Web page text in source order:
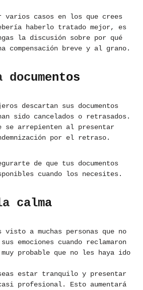
varios casos en los que crees
haberlo tratado mejor, es
la discusión sobre por qué
compensación breve y al grano.
descartan sus documentos
sido cancelados o retrasados.
se arrepienten al presentar
por el retraso.
de que tus documentos
cuando los necesites.
calma
visto a muchas personas que no
emociones cuando reclamaron
muy probable que no les haya ido
estar tranquilo y presentar
profesional. Esto aumentará